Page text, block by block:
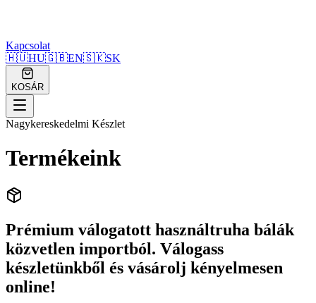
Kapcsolat
🇭🇺HU🇬🇧EN🇸🇰SK
KOSÁR
Nagykereskedelmi Készlet
Termékeink
Prémium válogatott használtruha bálák
közvetlen importból. Válogass
készletünkből és vásárolj kényelmesen
online!